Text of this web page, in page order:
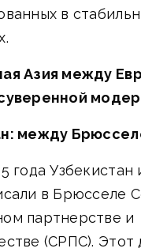
в
Азия между
между
года Узбекистан
в Брюсселе
партнерстве и
(СРПС).